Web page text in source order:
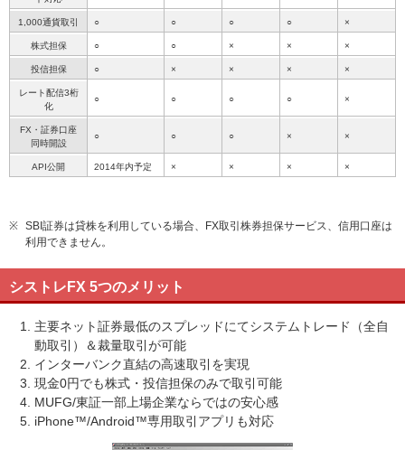
1,000通貨取引 ○ ○ ○ ○ ×
株式担保 ○ ○ × × ×
投信担保 ○ × × × ×
レート配信3桁
化
○ ○ ○ ○ ×
FX・証券口座
同時開設
○ ○ ○ × ×
API公開 2014年内予定 × × × ×
※ SBI証券は貸株を利用している場合、FX取引株券担保サービス、信用口座は
利用できません。
シストレFX 5つのメリット
主要ネット証券最低のスプレッドにてシステムトレード（全自
動取引）＆裁量取引が可能
インターバンク直結の高速取引を実現
現金0円でも株式・投信担保のみで取引可能
MUFG/東証一部上場企業ならではの安心感
iPhone™/Android™専用取引アプリも対応